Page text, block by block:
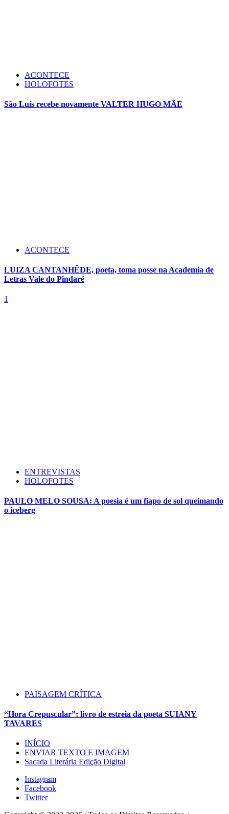
ACONTECE
HOLOFOTES
São Luís recebe novamente VALTER HUGO MÃE
ACONTECE
LUIZA CANTANHÊDE, poeta, toma posse na Academia de
Letras Vale do Pindaré
1
ENTREVISTAS
HOLOFOTES
PAULO MELO SOUSA: A poesia é um fiapo de sol queimando
o iceberg
PAISAGEM CRÍTICA
“Hora Crepuscular”: livro de estreia da poeta SUIANY
TAVARES
INÍCIO
ENVIAR TEXTO E IMAGEM
Sacada Literária Edição Digital
Instagram
Facebook
Twitter